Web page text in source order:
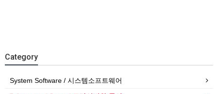
Category
System Software / 시스템소프트웨어